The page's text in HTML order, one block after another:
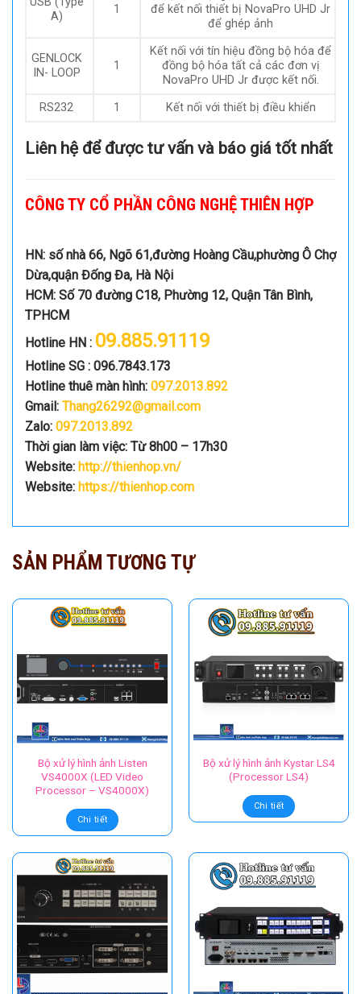
A)
1
để kết nối thiết bị NovaPro UHD Jr
để ghép ảnh
GENLOCK
IN- LOOP
1
Kết nối với tín hiệu đồng bộ hóa để
đồng bộ hóa tất cả các đơn vị
NovaPro UHD Jr được kết nối.
RS232
1 Kết nối với thiết bị điều khiển
Liên hệ để được tư vấn và báo giá tốt nhất
CÔNG TY CỔ PHẦN CÔNG NGHỆ THIÊN HỢP
HN: số nhà 66, Ngõ 61,đường Hoàng Cầu,phường Ô Chợ
Dừa,quận Đống Đa, Hà Nội
HCM: Số 70 đường C18, Phường 12, Quận Tân Bình,
TPHCM
Hotline HN : 09.885.91119
Hotline SG : 096.7843.173
Hotline thuê màn hình: 097.2013.892
Gmail: Thang26292@gmail.com
Zalo: 097.2013.892
Thời gian làm việc: Từ 8h00 – 17h30
Website: http://thienhop.vn/
Website: https://thienhop.com
SẢN PHẨM TƯƠNG TỰ
Bộ xử lý hình ảnh Listen
VS4000X (LED Video
Processor – VS4000X)
Chi tiết
Bộ xử lý hình ảnh Kystar LS4
(Processor LS4)
Chi tiết